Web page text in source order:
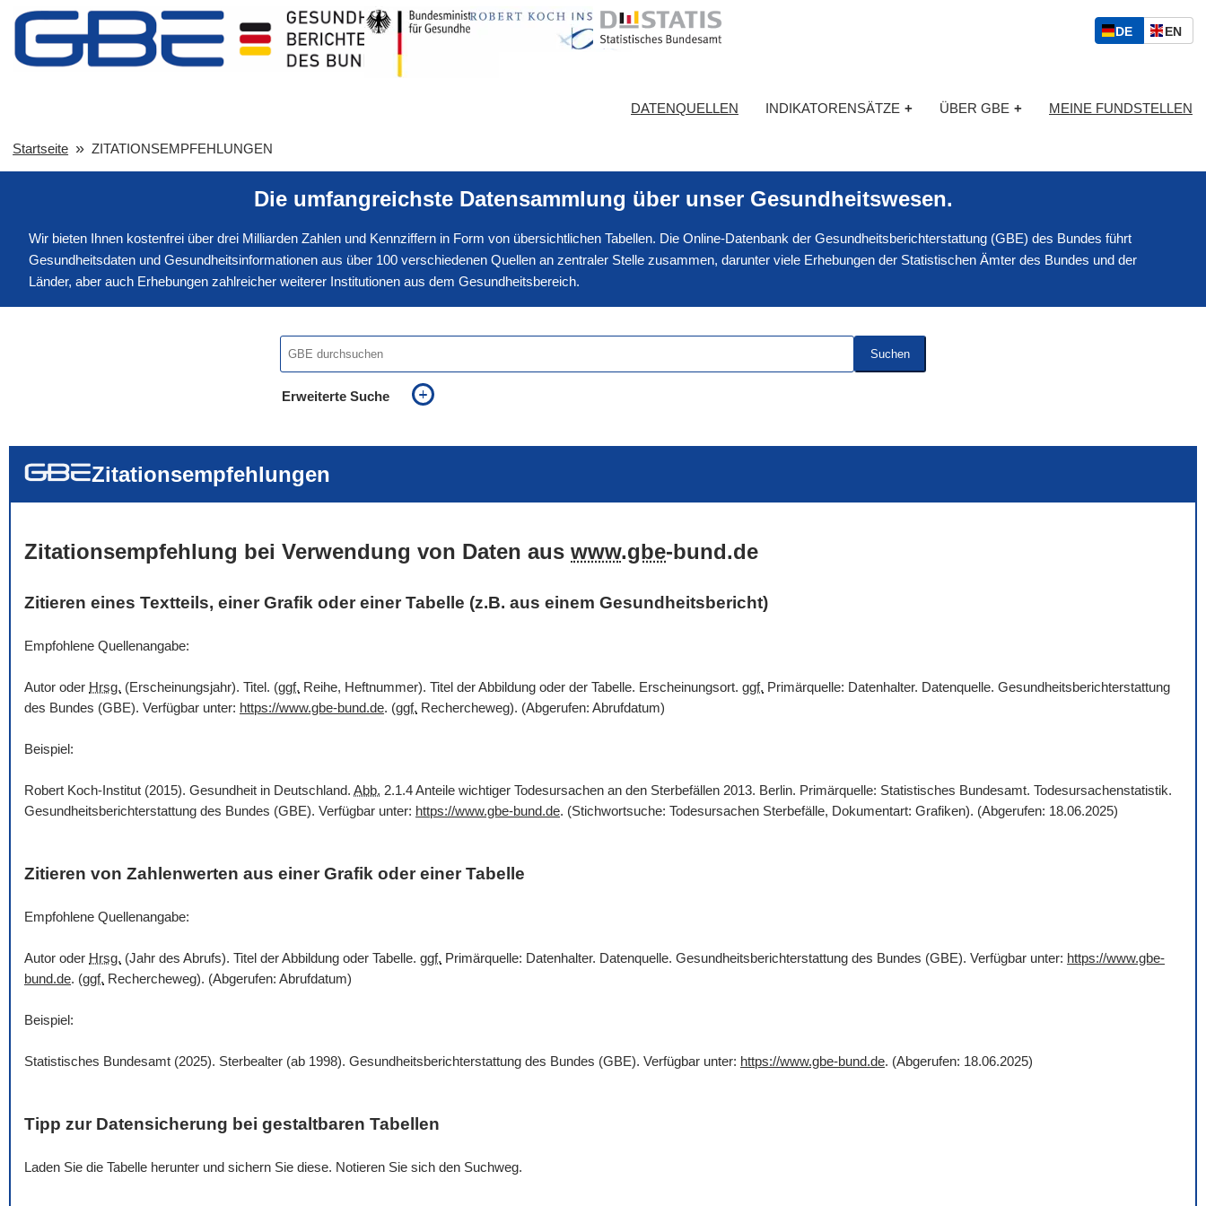
S
p
c
h
l
DED
S
ENE
I
H
DATENQUELLEN INDIKATORENSÄTZE + ÜBER GBE + MEINE FUNDSTELLEN
Startseite ZITATIONSEMPFEHLUNGEN
Die umfangreichste Datensammlung über unser Gesundheitswesen.
Wir bieten Ihnen kostenfrei über drei Milliarden Zahlen und Kennziffern in Form von übersichtlichen Tabellen. Die Online-Datenbank der Gesundheitsberichterstattung (GBE) des Bundes führt
Gesundheitsdaten und Gesundheitsinformationen aus über 100 verschiedenen Quellen an zentraler Stelle zusammen, darunter viele Erhebungen der Statistischen Ämter des Bundes und der
Länder, aber auch Erhebungen zahlreicher weiterer Institutionen aus dem Gesundheitsbereich.
Suchen
Erweiterte Suche
Zitationsempfehlungen
Zitationsempfehlung bei Verwendung von Daten aus www.gbe-bund.de
Zitieren eines Textteils, einer Grafik oder einer Tabelle (z.B. aus einem Gesundheitsbericht)
Empfohlene Quellenangabe:
Autor oder Hrsg. (Erscheinungsjahr). Titel. (ggf. Reihe, Heftnummer). Titel der Abbildung oder der Tabelle. Erscheinungsort. ggf. Primärquelle: Datenhalter. Datenquelle. Gesundheitsberichterstattung
des Bundes (GBE). Verfügbar unter: https://www.gbe-bund.de. (ggf. Rechercheweg). (Abgerufen: Abrufdatum)
Beispiel:
Robert Koch-Institut (2015). Gesundheit in Deutschland. Abb. 2.1.4 Anteile wichtiger Todesursachen an den Sterbefällen 2013. Berlin. Primärquelle: Statistisches Bundesamt. Todesursachenstatistik.
Gesundheitsberichterstattung des Bundes (GBE). Verfügbar unter: https://www.gbe-bund.de. (Stichwortsuche: Todesursachen Sterbefälle, Dokumentart: Grafiken). (Abgerufen: 18.06.2025)
Zitieren von Zahlenwerten aus einer Grafik oder einer Tabelle
Empfohlene Quellenangabe:
Autor oder Hrsg. (Jahr des Abrufs). Titel der Abbildung oder Tabelle. ggf. Primärquelle: Datenhalter. Datenquelle. Gesundheitsberichterstattung des Bundes (GBE). Verfügbar unter: https://www.gbe-
bund.de. (ggf. Rechercheweg). (Abgerufen: Abrufdatum)
Beispiel:
Statistisches Bundesamt (2025). Sterbealter (ab 1998). Gesundheitsberichterstattung des Bundes (GBE). Verfügbar unter: https://www.gbe-bund.de. (Abgerufen: 18.06.2025)
Tipp zur Datensicherung bei gestaltbaren Tabellen
Laden Sie die Tabelle herunter und sichern Sie diese. Notieren Sie sich den Suchweg.